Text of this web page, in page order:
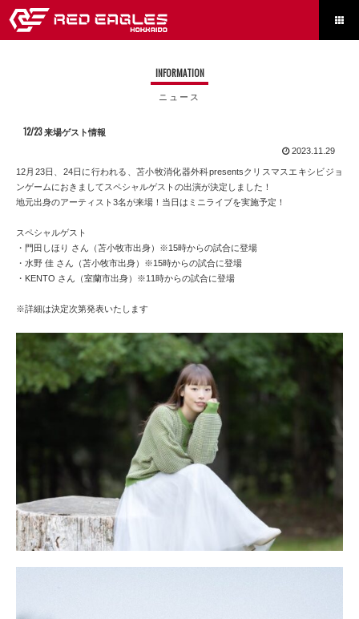

INFORMATION
ニュース
12/23 来場ゲスト情報
2023.11.29
12月23日、24日に行われる、苫小牧消化器外科presentsクリスマスエキシビジョ
ンゲームにおきましてスペシャルゲストの出演が決定しました！
地元出身のアーティスト3名が来場！当日はミニライブを実施予定！
スペシャルゲスト
・門田しほり さん（苫小牧市出身）※15時からの試合に登場
・水野 佳 さん（苫小牧市出身）※15時からの試合に登場
・KENTO さん（室蘭市出身）※11時からの試合に登場
※詳細は決定次第発表いたします